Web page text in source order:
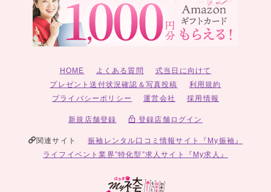
キモノハーツ さいたま 新都心 / GMOアリーナさいたま隣接けやきひ
ろば内
キモノハーツ 横浜
キモノハーツ 武蔵小杉
キモノハーツ 海老名
表参道 別蔵 / 志染庵 by kimono hearts
---東海---
キモノハーツ Fulierte / 名古屋
キモノハーツ 静岡
キモノハーツ 大阪
キモノハーツ 京都 三条
HOME よくある質問
式当日に向けて
プレゼント送付状況確認＆写真投稿
利用規約
プライバシーポリシー
運営会社 採用情報
新規店舗登録 登録店舗ログイン
関連サイト
振袖レンタル口コミ情報サイト『My振袖』
ライフイベント業界”特化型”求人サイト『My求人』